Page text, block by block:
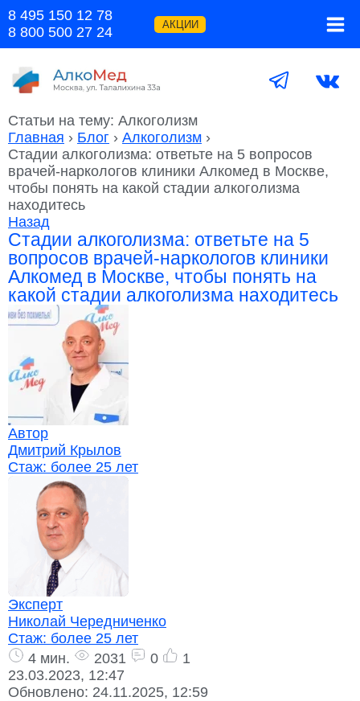
Перейти
содержимому
8 495 150 12 78
8 800 500 27 24
АКЦИИ
Статьи на тему: Алкоголизм
Главная › Блог › Алкоголизм ›
Стадии алкоголизма: ответьте на 5 вопросов
врачей-наркологов клиники Алкомед в Москве,
чтобы понять на какой стадии алкоголизма
находитесь
Назад
Стадии алкоголизма: ответьте на 5
вопросов врачей-наркологов клиники
Алкомед в Москве, чтобы понять на
какой стадии алкоголизма находитесь
Автор
Дмитрий Крылов
Стаж: более 25 лет
Эксперт
Николай Чередниченко
Стаж: более 25 лет
4 мин.
2031 0
1
23.03.2023, 12:47
Обновлено: 24.11.2025, 12:59